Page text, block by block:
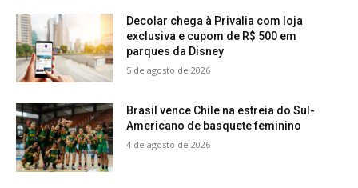
Decolar chega à Privalia com loja
exclusiva e cupom de R$ 500 em
parques da Disney
5 de agosto de 2026
Brasil vence Chile na estreia do Sul-
Americano de basquete feminino
4 de agosto de 2026